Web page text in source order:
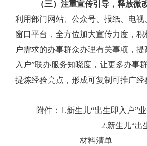
（三）注重宣传引导，释放微
利用部门网站、公众号、报纸、电视
窗口平台，全方位加大宣传力度，积
户需求的办事群众办理有关事项，提
入户”联办服务知晓度，让更多办事
提炼经验亮点，形成可复制可推广经
附件： 1.新生儿“出生即入户”
2.新生儿“出
材料清单